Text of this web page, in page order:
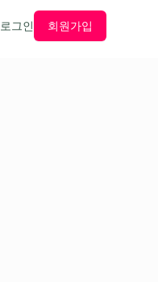
로그인 회원가입